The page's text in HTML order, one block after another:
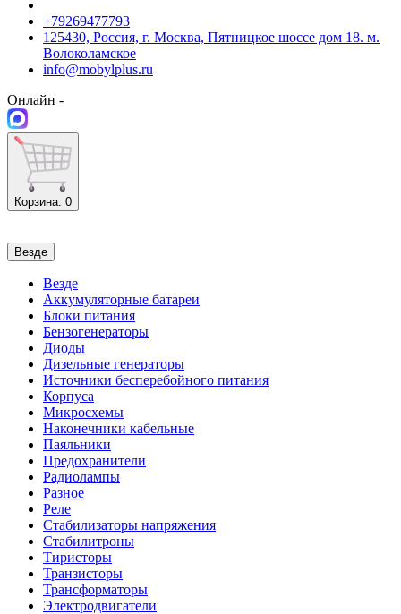
+79269477793
125430, Россия, г. Москва, Пятницкое шоссе дом 18. м.
Волоколамское
info@mobylplus.ru
Онлайн -
Корзина: 0
Везде
Везде
Аккумуляторные батареи
Блоки питания
Бензогенераторы
Диоды
Дизельные генераторы
Источники бесперебойного питания
Корпуса
Микросхемы
Наконечники кабельные
Паяльники
Предохранители
Радиолампы
Разное
Реле
Стабилизаторы напряжения
Стабилитроны
Тиристоры
Транзисторы
Трансформаторы
Электродвигатели